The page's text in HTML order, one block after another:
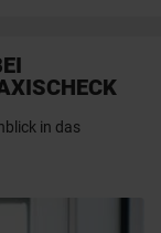
in das